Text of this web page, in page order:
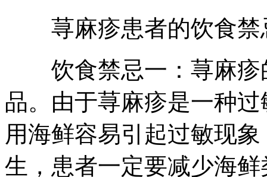
荨麻疹患者的饮食禁
饮食禁忌一：荨麻疹
品。由于荨麻疹是一种
用海鲜容易引起过敏现
生，患者一定要减少海